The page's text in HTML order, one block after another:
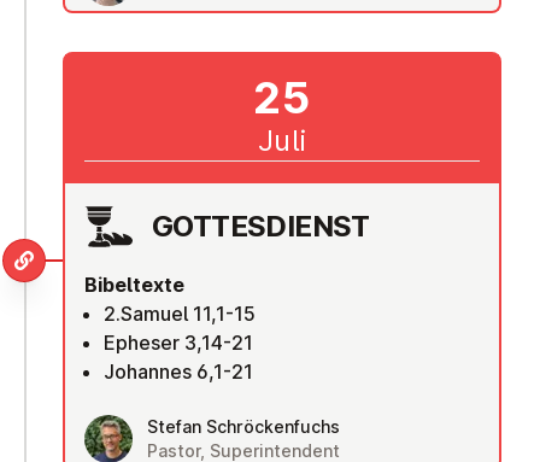
GOT­TES­DIENST
Bibeltexte
2.Samuel 11,1-15
Epheser 3,14-21
Johannes 6,1-21
Stefan Schröckenfuchs
Pastor, Superintendent
25
Juli